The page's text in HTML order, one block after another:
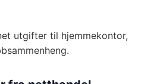
utgifter til hjemmekontor,